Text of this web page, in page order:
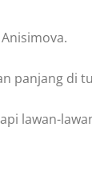
panjang di
lawan-